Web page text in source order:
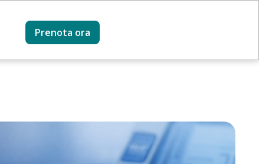
Prenota ora